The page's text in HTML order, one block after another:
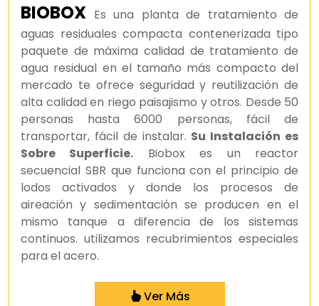
BIOBOX Es una planta de tratamiento de
aguas residuales compacta contenerizada tipo
paquete de máxima calidad de tratamiento de
agua residual en el tamaño más compacto del
mercado te ofrece seguridad y reutilización de
alta calidad en riego paisajismo y otros. Desde 50
personas hasta 6000 personas, fácil de
transportar, fácil de instalar. Su Instalación es
Sobre Superficie. Biobox es un reactor
secuencial SBR que funciona con el principio de
lodos activados y donde los procesos de
aireación y sedimentación se producen en el
mismo tanque a diferencia de los sistemas
continuos. utilizamos recubrimientos especiales
para el acero.
Ver Más